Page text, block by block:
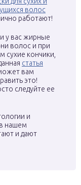
волос
работают!
у вас жирные
волос и при
сухие кончики,
статья
вам
это!
следуйте ее
и
нашем
и дают